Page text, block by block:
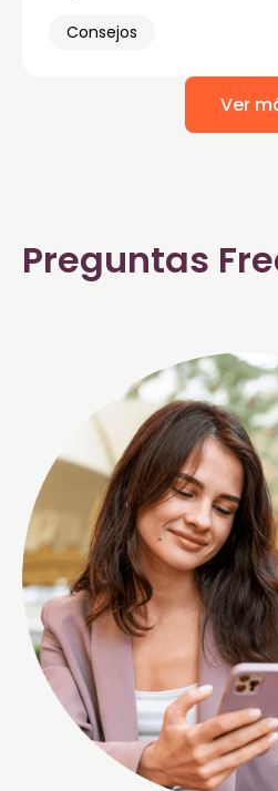
Consejos
Ver
Preguntas